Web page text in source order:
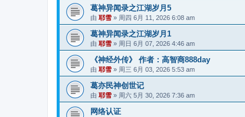
葛神异闻录之江湖岁月5
由 耶雪 » 周四 6月 11, 2026 6:08 am
葛神异闻录之江湖岁月1
由 耶雪 » 周日 6月 07, 2026 4:46 am
《神经外传》 作者：高智商888day
由 耶雪 » 周三 6月 03, 2026 5:53 am
葛亦民神创世记
由 耶雪 » 周六 5月 30, 2026 7:36 am
网络认证